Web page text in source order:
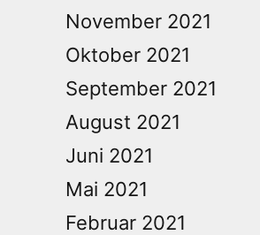
November 2021
Oktober 2021
September 2021
August 2021
Juni 2021
Mai 2021
Februar 2021